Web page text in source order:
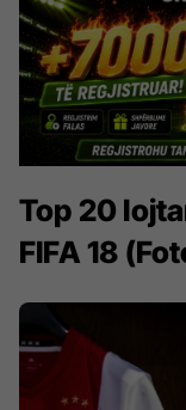
Top 20
FIFA 18